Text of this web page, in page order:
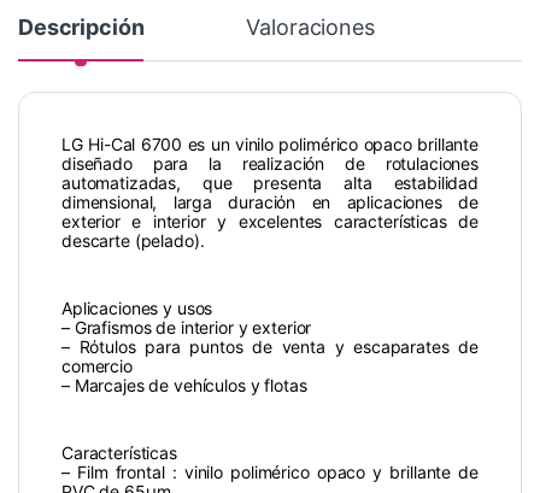
Descripción Valoraciones
LG Hi-Cal 6700 es un vinilo polimérico opaco brillante
diseñado para la realización de rotulaciones
automatizadas, que presenta alta estabilidad
dimensional, larga duraciόn en aplicaciones de
exterior e interior y excelentes características de
descarte (pelado).
Aplicaciones y usos
– Grafismos de interior y exterior
– Rόtulos para puntos de venta y escaparates de
comercio
– Marcajes de vehículos y flotas
Características
– Film frontal : vinilo polimérico opaco y brillante de